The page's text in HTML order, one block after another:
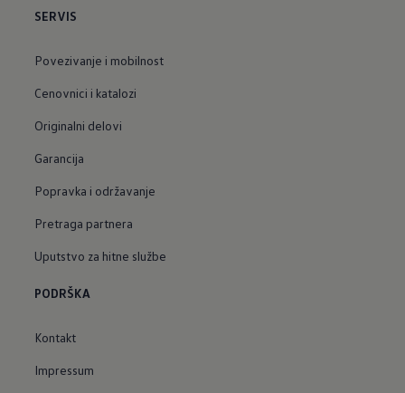
SERVIS
Povezivanje i mobilnost
Cenovnici i katalozi
Originalni delovi
Garancija
Popravka i održavanje
Pretraga partnera
Uputstvo za hitne službe
PODRŠKA
Kontakt
Impressum